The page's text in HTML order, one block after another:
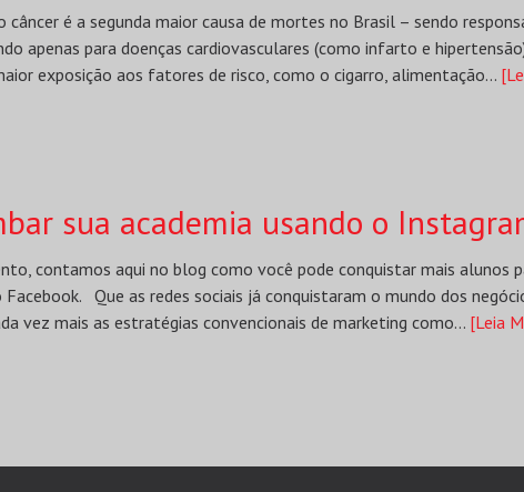
câncer é a segunda maior causa de mortes no Brasil – sendo
apenas para doenças cardiovasculares (como infarto e
exposição aos fatores de risco, como o cigarro, alimentação...
sua academia usando o
contamos aqui no blog como você pode conquistar mais alunos
Facebook. Que as redes sociais já conquistaram o mundo dos
vez mais as estratégias convencionais de marketing como... [Leia